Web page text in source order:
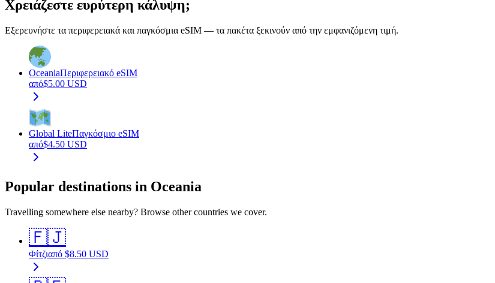
Χρειάζεστε ευρύτερη κάλυψη;
Εξερευνήστε τα περιφερειακά και παγκόσμια eSIM — τα πακέτα ξεκινούν από την εμφανιζόμενη τιμή.
OceaniaΠεριφερειακό eSIM
από$5.00 USD
Global LiteΠαγκόσμιο eSIM
από$4.50 USD
Popular destinations in Oceania
Travelling somewhere else nearby? Browse other countries we cover.
🇫🇯
Φίτζιαπό $8.50 USD